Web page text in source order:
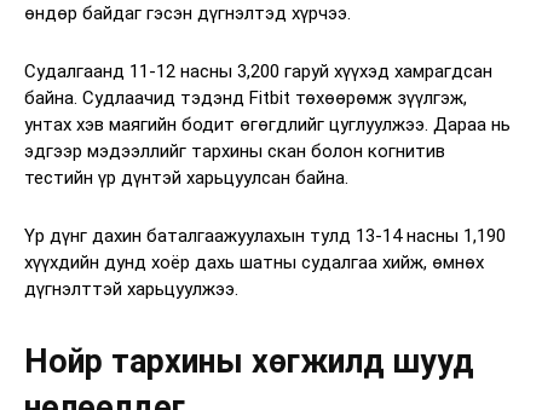
өндөр байдаг гэсэн дүгнэлтэд хүрчээ.
Судалгаанд 11-12 насны 3,200 гаруй хүүхэд хамрагдсан
байна. Судлаачид тэдэнд Fitbit төхөөрөмж зүүлгэж,
унтах хэв маягийн бодит өгөгдлийг цуглуулжээ. Дараа нь
эдгээр мэдээллийг тархины скан болон когнитив
тестийн үр дүнтэй харьцуулсан байна.
Үр дүнг дахин баталгаажуулахын тулд 13-14 насны 1,190
хүүхдийн дунд хоёр дахь шатны судалгаа хийж, өмнөх
дүгнэлттэй харьцуулжээ.
Нойр тархины хөгжилд шууд